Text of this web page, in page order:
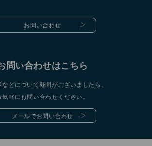
お問い合わせ
問い合わせはこちら
などについて疑問がございましたら、
気軽にお問い合わせください。
メールでお問い合わせ